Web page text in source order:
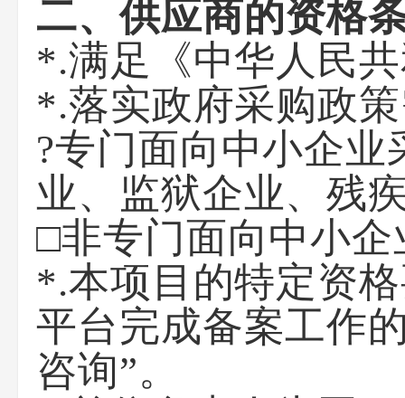
二、供应商的资格
*.满足《中华人民
*.落实政府采购政
?专门面向中小企业
业、监狱企业、残
□非专门面向中小
*.本项目的特定资
平台完成备案工作
咨询”。